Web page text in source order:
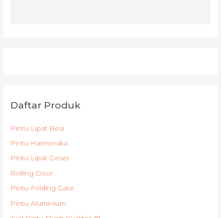
Daftar Produk
Pintu Lipat Besi
Pintu Harmonika
Pintu Lipat Geser
Rolling Door
Pintu Folding Gate
Pintu Aluminium